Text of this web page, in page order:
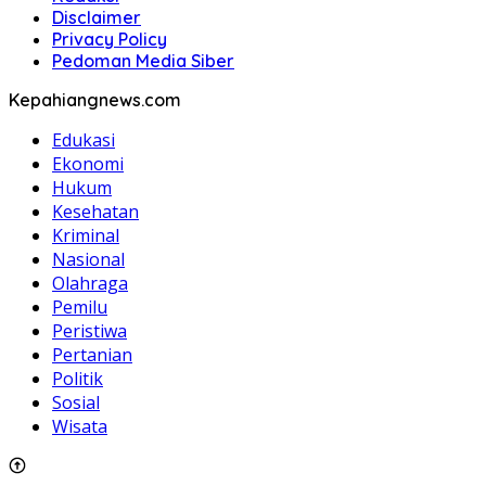
Disclaimer
Privacy Policy
Pedoman Media Siber
Kepahiangnews.com
Edukasi
Ekonomi
Hukum
Kesehatan
Kriminal
Nasional
Olahraga
Pemilu
Peristiwa
Pertanian
Politik
Sosial
Wisata